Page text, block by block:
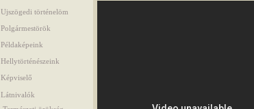
Ujszögedi történelöm
Polgármestörök
Példaképeink
Hellytörténészeink
Képviselő
Látnivalók